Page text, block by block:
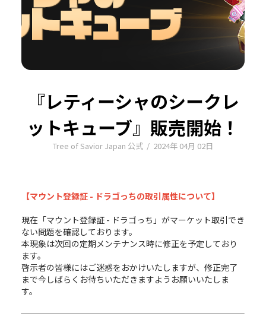
『レティーシャのシークレ
ットキューブ』販売開始！
Tree of Savior Japan 公式 / 2024年 04月 02日
【マウント登録証 - ドラゴっちの取引属性について】
現在「マウント登録証 - ドラゴっち」がマーケット取引でき
ない問題を確認しております。
本現象は次回の定期メンテナンス時に修正を予定しており
ます。
啓示者の皆様にはご迷惑をおかけいたしますが、修正完了
まで今しばらくお待ちいただきますようお願いいたしま
す。